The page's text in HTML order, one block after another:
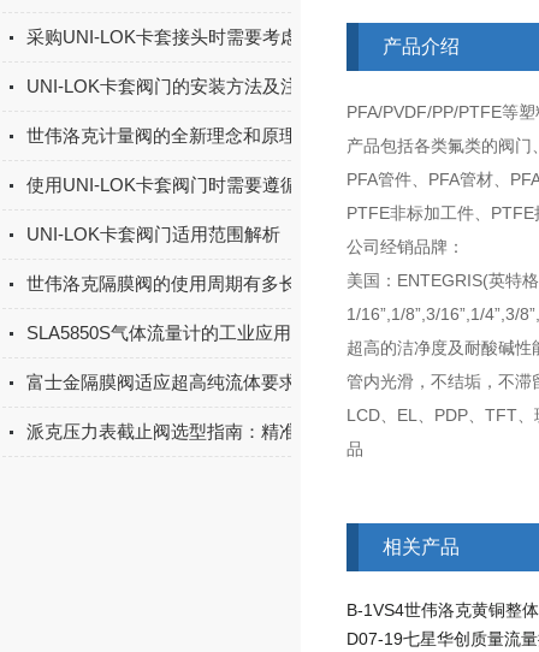
采购UNI-LOK卡套接头时需要考虑的因素有哪些？
UNI-LOK卡套阀门的安装方法及注意事项
世伟洛克计量阀的全新理念和原理让我们用的更方便
使用UNI-LOK卡套阀门时需要遵循以下步骤
UNI-LOK卡套阀门适用范围解析
世伟洛克隔膜阀的使用周期有多长
SLA5850S气体流量计的工业应用场景
富士金隔膜阀适应超高纯流体要求行业
产品介绍
PFA/PVDF/PP/PTFE等
产品包括各类氟类的阀
PFA管件、PFA管材、
PTFE非标加工件、
公司经销品牌：
美国：ENTEGRIS(英特
1/16”,1/8”,3/16”,1/4”,3/
超高的洁净度及耐酸碱
管内光滑，不结垢，不
LCD、EL、PDP、TFT
品
相关产品